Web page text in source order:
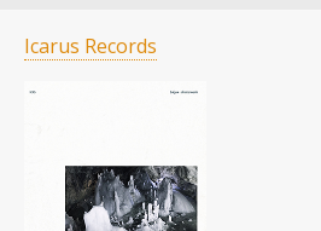
Icarus Records